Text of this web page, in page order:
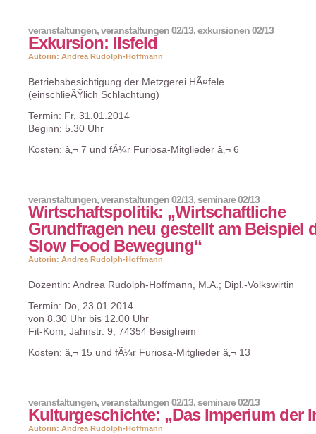
Exkursion: Ilsfeld
veranstaltungen,veranstaltungen 02/13,exkursionen 02/13
Autorin: Andrea Rudolph-Hoffmann
Betriebsbesichtigung der Metzgerei HÃ¤fele
(einschlieÃŸlich Schlachtung)
Termin: Fr, 31.01.2014
Beginn: 5.30 Uhr
Kosten: â‚¬ 7 und fÃ¼r Furiosa-Mitglieder â‚¬ 6
Wirtschaftspolitik: „Wirtschaftliche
Grundfragen neu gestellt am Beispiel
Slow Food Bewegung“
veranstaltungen,veranstaltungen 02/13,seminare 02/13
Autorin: Andrea Rudolph-Hoffmann
Dozentin: Andrea Rudolph-Hoffmann, M.A.; Dipl.-Volkswirtin
Termin: Do, 23.01.2014
von 8.30 Uhr bis 12.00 Uhr
Fit-Kom, Jahnstr. 9, 74354 Besigheim
Kosten: â‚¬ 15 und fÃ¼r Furiosa-Mitglieder â‚¬ 13
Kulturgeschichte: „Das Imperium der
veranstaltungen,veranstaltungen 02/13,seminare 02/13
Autorin: Andrea Rudolph-Hoffmann